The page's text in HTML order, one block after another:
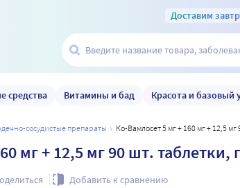
Доставим
средства Витамины и бад Красота и базовый
сосудистые препараты Ко-Вамлосет 5 мг + 160 мг + 12,5
мг + 12,5 мг 90 шт.
Добавить к сравнению